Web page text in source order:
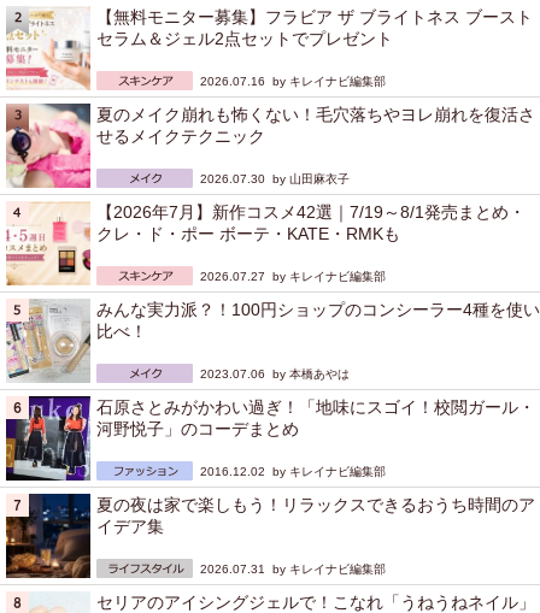
【無料モニター募集】フラビア ザ ブライトネス ブースト
セラム＆ジェル2点セットでプレゼント
2026.07.16 by キレイナビ編集部
夏のメイク崩れも怖くない！毛穴落ちやヨレ崩れを復活さ
せるメイクテクニック
2026.07.30 by 山田麻衣子
【2026年7月】新作コスメ42選｜7/19～8/1発売まとめ・
クレ・ド・ポー ボーテ・KATE・RMKも
2026.07.27 by キレイナビ編集部
みんな実力派？！100円ショップのコンシーラー4種を使い
比べ！
2023.07.06 by 本橋あやは
石原さとみがかわい過ぎ！「地味にスゴイ！校閲ガール・
河野悦子」のコーデまとめ
2016.12.02 by キレイナビ編集部
夏の夜は家で楽しもう！リラックスできるおうち時間のア
イデア集
2026.07.31 by キレイナビ編集部
セリアのアイシングジェルで！こなれ「うねうねネイル」